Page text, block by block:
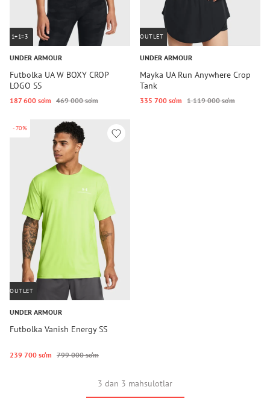
1+1=3
UNDER ARMOUR
Futbolka UA W BOXY CROP
LOGO SS
187 600 so‘m 469 000 so‘m
OUTLET
UNDER ARMOUR
Mayka UA Run Anywhere Crop
Tank
335 700 so‘m 1 119 000 so‘m
-70%
OUTLET
UNDER ARMOUR
Futbolka Vanish Energy SS
239 700 so‘m 799 000 so‘m
3 dan 3 mahsulotlar